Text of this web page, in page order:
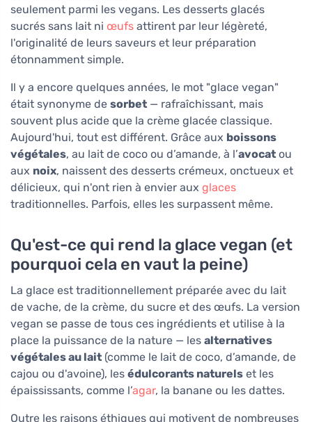
seulement parmi les vegans. Les desserts glacés
sucrés sans lait ni œufs attirent par leur légèreté,
l'originalité de leurs saveurs et leur préparation
étonnamment simple.
Il y a encore quelques années, le mot "glace vegan"
était synonyme de sorbet — rafraîchissant, mais
souvent plus acide que la crème glacée classique.
Aujourd'hui, tout est différent. Grâce aux boissons
végétales, au lait de coco ou d’amande, à l’avocat ou
aux noix, naissent des desserts crémeux, onctueux et
délicieux, qui n'ont rien à envier aux glaces
traditionnelles. Parfois, elles les surpassent même.
Qu'est-ce qui rend la glace vegan (et
pourquoi cela en vaut la peine)
La glace est traditionnellement préparée avec du lait
de vache, de la crème, du sucre et des œufs. La version
vegan se passe de tous ces ingrédients et utilise à la
place la puissance de la nature — les alternatives
végétales au lait (comme le lait de coco, d’amande, de
cajou ou d'avoine), les édulcorants naturels et les
épaississants, comme l’agar, la banane ou les dattes.
Outre les raisons éthiques qui motivent de nombreuses